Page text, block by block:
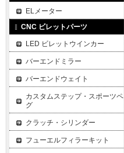
ELメーター
CNC ビレットパーツ
LED ビレットウインカー
バーエンドミラー
バーエンドウェイト
カスタムステップ・スポーツペ
グ
クラッチ・シリンダー
フューエルフィラーキット